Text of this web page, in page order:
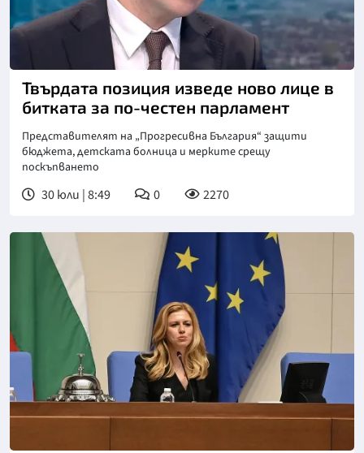
Твърдата позиция изведе ново лице в
битката за по-честен парламент
Представителят на „Прогресивна България“ защити
бюджета, детската болница и мерките срещу
поскъпването
30 юли | 8:49 0 2270